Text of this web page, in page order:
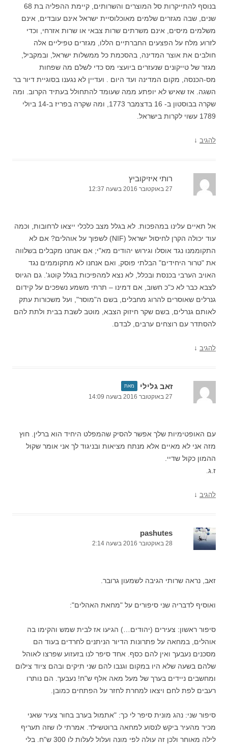
בנוסף להתייקרות סל המוצרים והשרותים, קיימת ההפליה בת 68
שנים, שבה מגזרים שלמים מאוכלוסיית ישראל אינם עובדים, אינם
משלמים מיסים, אינם משרתים שרות צבאי או שרות אזרחי, וכדי
לזרוע מלח על הפצעים החברתיים הללו, מגזרים טפיליים אלה
חולבים את אוצר המדינה, בהסכמת כל ממשלות ישראל, ובמקביל,
מגזר של טייקונים שנעזרים ביועצי מס כדי לשלם מה שפחות
מס-הכנסה, מקום המדינה ועד היום . ועדיין לא נגענו בסוגיית דיור בר
השגה. אז שאיש לא יופתע ממה שעומד להתחולל בעתיד הקרוב. ומה
שקרה בבוסטון ב- 16 בדצמבר 1773, ומה שקרה בפריז ב-14 ביולי
1789 עשוי לקרות בישראל.
להגיב ↓
רותי איזיקוביץ
27 באוקטובר 2016 בשעה 12:37
אל תאיים עלינו במהפכות. לא בגלל מצב כלכלי ייצאו לרחובות, וכמה
עוד יכולה הקרן לחיסול ישראל (NIF) לשפוך על אוהלים? אם לא
התקוממנו נגד אוסלו וגירוש יהודים מא"י; אם אנחנו מקבלים בשלווה
את "טרור היחידים" הבלתי פוסק, ואם אנחנו לא מתקוממים נגד
האויב הערבי בכנסת ובכלל, לא נצא למהפיכות בגלל קוטג'. גם הגיוס
לצבא כבר לא כ"כ חשוב, אם דמינו – תרתי משמע נשפכים על קידום
גנרלים שאוסרים להרוג מחבלים, בשם ה"מוסר", ועל משכורות עתק
לאותם גנרלים, בשם שקר חיזוק הצבא, מוטב לשבת בבית ולתת להם
להסתדר עם רוצחים ערבים, לבדם.
להגיב ↓
זאב גלילי מאת
27 באוקטובר 2016 בשעה 14:09
עם האופטימיות שלך אפשר להסיק שהמפלט היחיד הוא ברלין. חוץ
מזה אני לא מאיים אלא מנתח מציאות ובניגוד לך אני אומר שקול
ההמון כקול שדיי.
ז.ג.
להגיב ↓
pashutes
28 באוקטובר 2016 בשעה 2:14
זאב, נראה שרותי הגיבה לשמעון גרובר.
ואוסיף לדבריה שני סיפורים על "מחאת האהלים":
סיפור ראשון: צעירים (יהודים…) הגיעו אז לבית שמש והקימו בה
אוהלים, במחאה על פתרונות הדיור הניתנים לחרדים בעוד הם
מסכנים נעבעך ואין להם כסף. אחד סיפר לנו בזעזוע שפרצו לאוהל
שלהם בשעה שלא היו במקום וגנבו להם שני תיקים ובהם ציוד צילום
ומחשבים ניידים בערך של מעל מאה אלף ש"ח! נעבעך. הם נותרו
רעבים לפת לחם ויצאו למחרת לחזר על הפתחים כמובן.
סיפור שני: נהג מונית סיפר לי כך: "אתמול בערב בחור צעיר שאני
מכיר מהעיר ביקש לנסוע למחאה ברוטשילד. אמרתי לו שזה תעריף
לילה מאוחר ולכן זה עולה לפי מונה ועלול לעלות לו 300 ש"ח. בלי